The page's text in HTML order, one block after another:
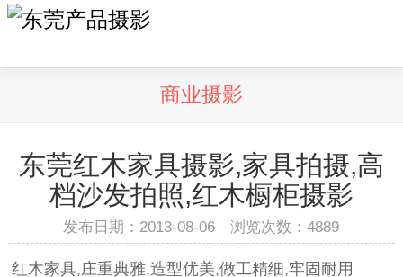
商业摄影
东莞红木家具摄影,家具拍摄,高
档沙发拍照,红木橱柜摄影
发布日期：2013-08-06 浏览次数：4889
红木家具,庄重典雅,造型优美,做工精细,牢固耐用